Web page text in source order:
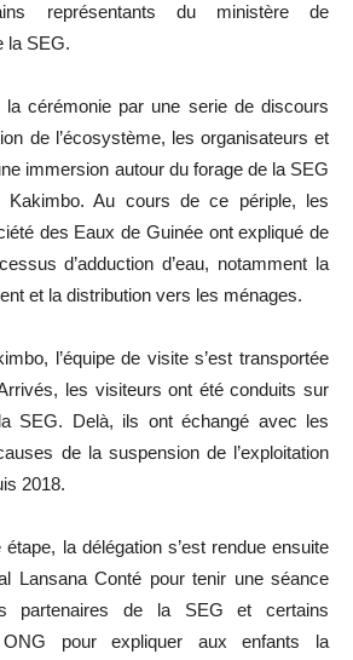
représentants du ministère de
la SEG.
la cérémonie par une serie de discours
de l’écosystème, les organisateurs et
immersion autour du forage de la SEG
Au cours de ce périple, les
des Eaux de Guinée ont expliqué de
d’adduction d’eau, notamment la
et la distribution vers les ménages.
l’équipe de visite s’est transportée
les visiteurs ont été conduits sur
SEG. Delà, ils ont échangé avec les
de la suspension de l’exploitation
2018.
la délégation s’est rendue ensuite
Lansana Conté pour tenir une séance
partenaires de la SEG et certains
ONG pour expliquer aux enfants la